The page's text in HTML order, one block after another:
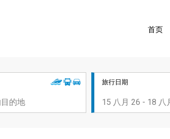
首页
旅行日期